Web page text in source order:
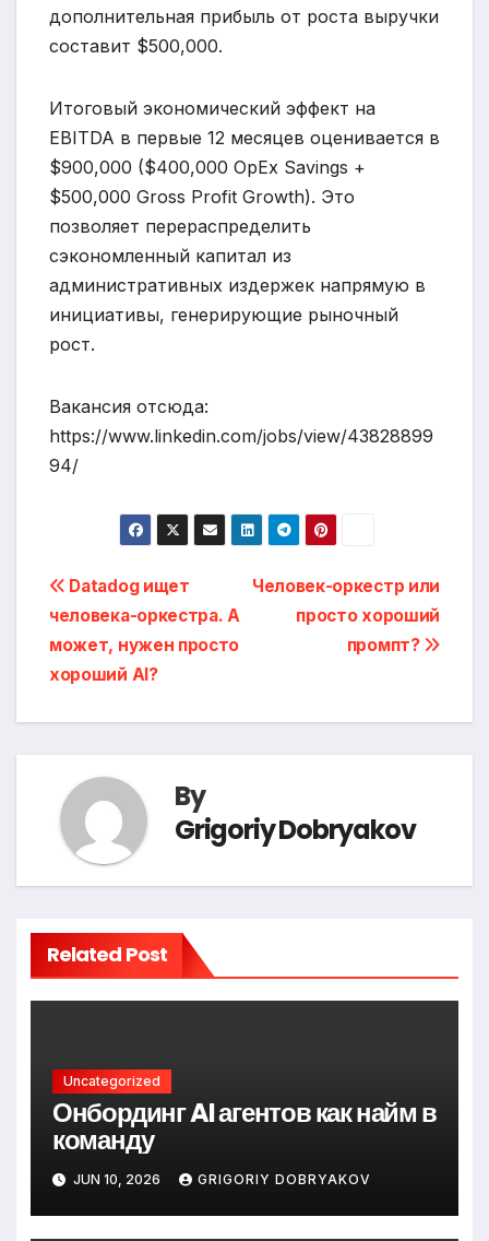
дополнительная прибыль от роста выручки
составит $500,000.
Итоговый экономический эффект на
EBITDA в первые 12 месяцев оценивается в
$900,000 ($400,000 OpEx Savings +
$500,000 Gross Profit Growth). Это
позволяет перераспределить
сэкономленный капитал из
административных издержек напрямую в
инициативы, генерирующие рыночный
рост.
Вакансия отсюда:
https://www.linkedin.com/jobs/view/43828899
94/
Post
navigation
Человек-оркестр или
просто хороший
промпт?
Datadog ищет
человека-оркестра. А
может, нужен просто
хороший AI?
By
Grigoriy Dobryakov
Related Post
Uncategorized
Онбординг AI агентов как найм в
команду
JUN 10, 2026 GRIGORIY DOBRYAKOV